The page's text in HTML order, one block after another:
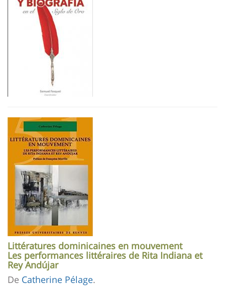
Imagen
Littératures dominicaines en mouvement
Les performances littéraires de Rita Indiana et
Rey Andújar
De Catherine Pélage.